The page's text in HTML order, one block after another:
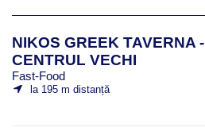
NIKOS GREEK TAVERNA -
CENTRUL VECHI
Fast-Food
la 195 m distanță